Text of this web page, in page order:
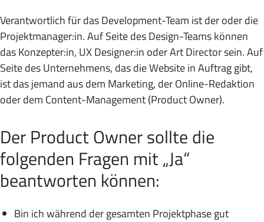
Verantwortlich für das Development-Team ist der oder die
Projektmanager:in. Auf Seite des Design-Teams können
das Konzepter:in, UX Designer:in oder Art Director sein. Auf
Seite des Unternehmens, das die Website in Auftrag gibt,
ist das jemand aus dem Marketing, der Online-Redaktion
oder dem Content-Management (Product Owner).
Der Product Owner sollte die
folgenden Fragen mit „Ja“
beantworten können:
Bin ich während der gesamten Projektphase gut